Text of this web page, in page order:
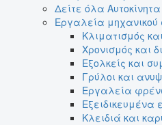
Δείτε όλα
Εργαλεία μηχανικού
Κλιματισμός
Χρονισμός και
Εξολκείς και
Γρύλοι και
Εργαλεία
Εξειδικευμένα
Κλειδιά και